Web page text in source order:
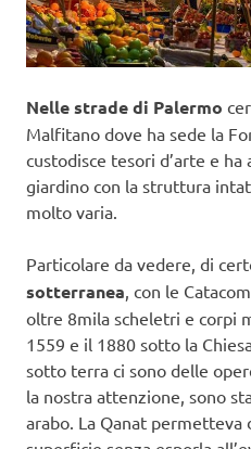
Nelle strade di Palermo
Malfitano dove ha sede la
custodisce tesori d’arte e ha
giardino con la struttura
molto varia.
Particolare da vedere, di
sotterranea, con le
oltre 8mila scheletri e corpi
1559 e il 1880 sotto la
sotto terra ci sono delle
la nostra attenzione, sono
arabo. La Qanat permetteva